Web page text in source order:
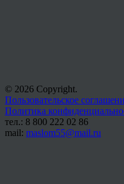
© 2026 Copyright.
Пользовательское
Политика
тел.: 8 800 222 02 86
mail: maslom55@mail.ru